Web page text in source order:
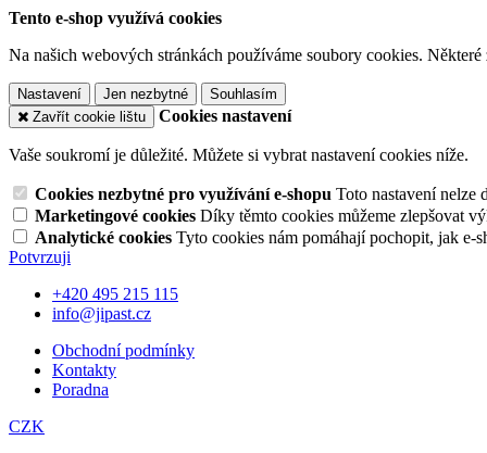
Tento e-shop využívá cookies
Na našich webových stránkách používáme soubory cookies.
Nastavení Jen nezbytné
Souhlasím
Zavřít cookie lištu
Cookies nastavení
Vaše soukromí je důležité. Můžete si vybrat nastavení cookies níže.
Cookies nezbytné pro využívání e-shopu Toto nastavení nelze
Marketingové cookies Díky těmto cookies můžeme zlepšovat
Analytické cookies Tyto cookies nám pomáhají pochopit, jak e-
Potvrzuji
+420 495 215 115
info@jipast.cz
Obchodní podmínky
Kontakty
Poradna
CZK